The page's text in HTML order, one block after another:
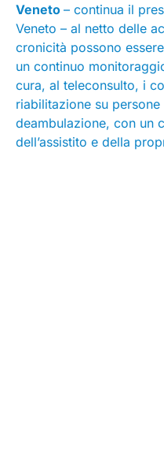
Veneto – continua il
Veneto – al netto delle
cronicità possono
un continuo
cura, al teleconsulto, i
riabilitazione su
deambulazione, con un
dell’assistito e della